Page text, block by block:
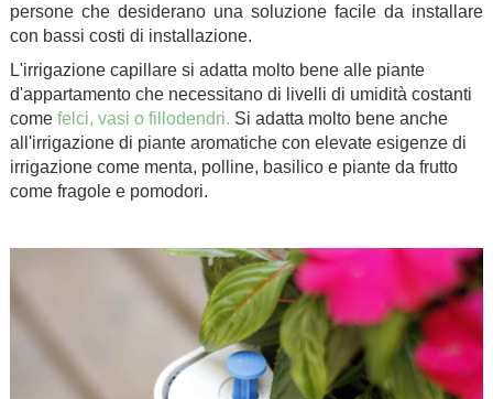
persone che desiderano una soluzione facile da installare
con bassi costi di installazione.
L'irrigazione capillare si adatta molto bene alle piante
d'appartamento che necessitano di livelli di umidità costanti
come felci, vasi o fillodendri. Si adatta molto bene anche
all'irrigazione di piante aromatiche con elevate esigenze di
irrigazione come menta, polline, basilico e piante da frutto
come fragole e pomodori.